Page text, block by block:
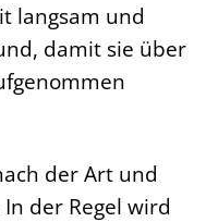
langsam und
damit sie über
der Art und
der Regel wird